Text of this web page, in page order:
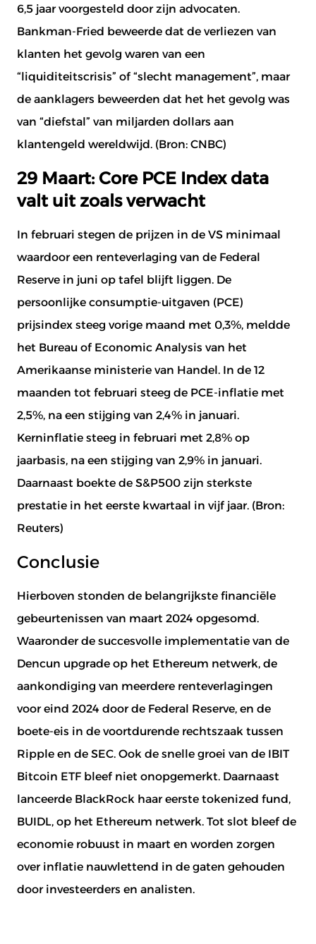
6,5 jaar voorgesteld door zijn advocaten.
Bankman-Fried beweerde dat de verliezen van
klanten het gevolg waren van een
“liquiditeitscrisis” of “slecht management”, maar
de aanklagers beweerden dat het het gevolg was
van “diefstal” van miljarden dollars aan
klantengeld wereldwijd. (Bron: CNBC)
29 Maart: Core PCE Index data
valt uit zoals verwacht
In februari stegen de prijzen in de VS minimaal
waardoor een renteverlaging van de Federal
Reserve in juni op tafel blijft liggen. De
persoonlijke consumptie-uitgaven (PCE)
prijsindex steeg vorige maand met 0,3%, meldde
het Bureau of Economic Analysis van het
Amerikaanse ministerie van Handel. In de 12
maanden tot februari steeg de PCE-inflatie met
2,5%, na een stijging van 2,4% in januari.
Kerninflatie steeg in februari met 2,8% op
jaarbasis, na een stijging van 2,9% in januari.
Daarnaast boekte de S&P500 zijn sterkste
prestatie in het eerste kwartaal in vijf jaar. (Bron:
Reuters)
Conclusie
Hierboven stonden de belangrijkste financiële
gebeurtenissen van maart 2024 opgesomd.
Waaronder de succesvolle implementatie van de
Dencun upgrade op het Ethereum netwerk, de
aankondiging van meerdere renteverlagingen
voor eind 2024 door de Federal Reserve, en de
boete-eis in de voortdurende rechtszaak tussen
Ripple en de SEC. Ook de snelle groei van de IBIT
Bitcoin ETF bleef niet onopgemerkt. Daarnaast
lanceerde BlackRock haar eerste tokenized fund,
BUIDL, op het Ethereum netwerk. Tot slot bleef de
economie robuust in maart en worden zorgen
over inflatie nauwlettend in de gaten gehouden
door investeerders en analisten.